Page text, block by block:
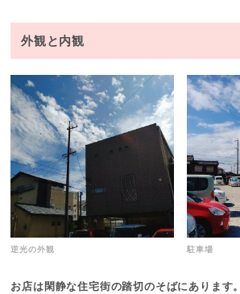
外観と内観
逆光の外観 駐車場
お店は閑静な住宅街の踏切のそばにあります。